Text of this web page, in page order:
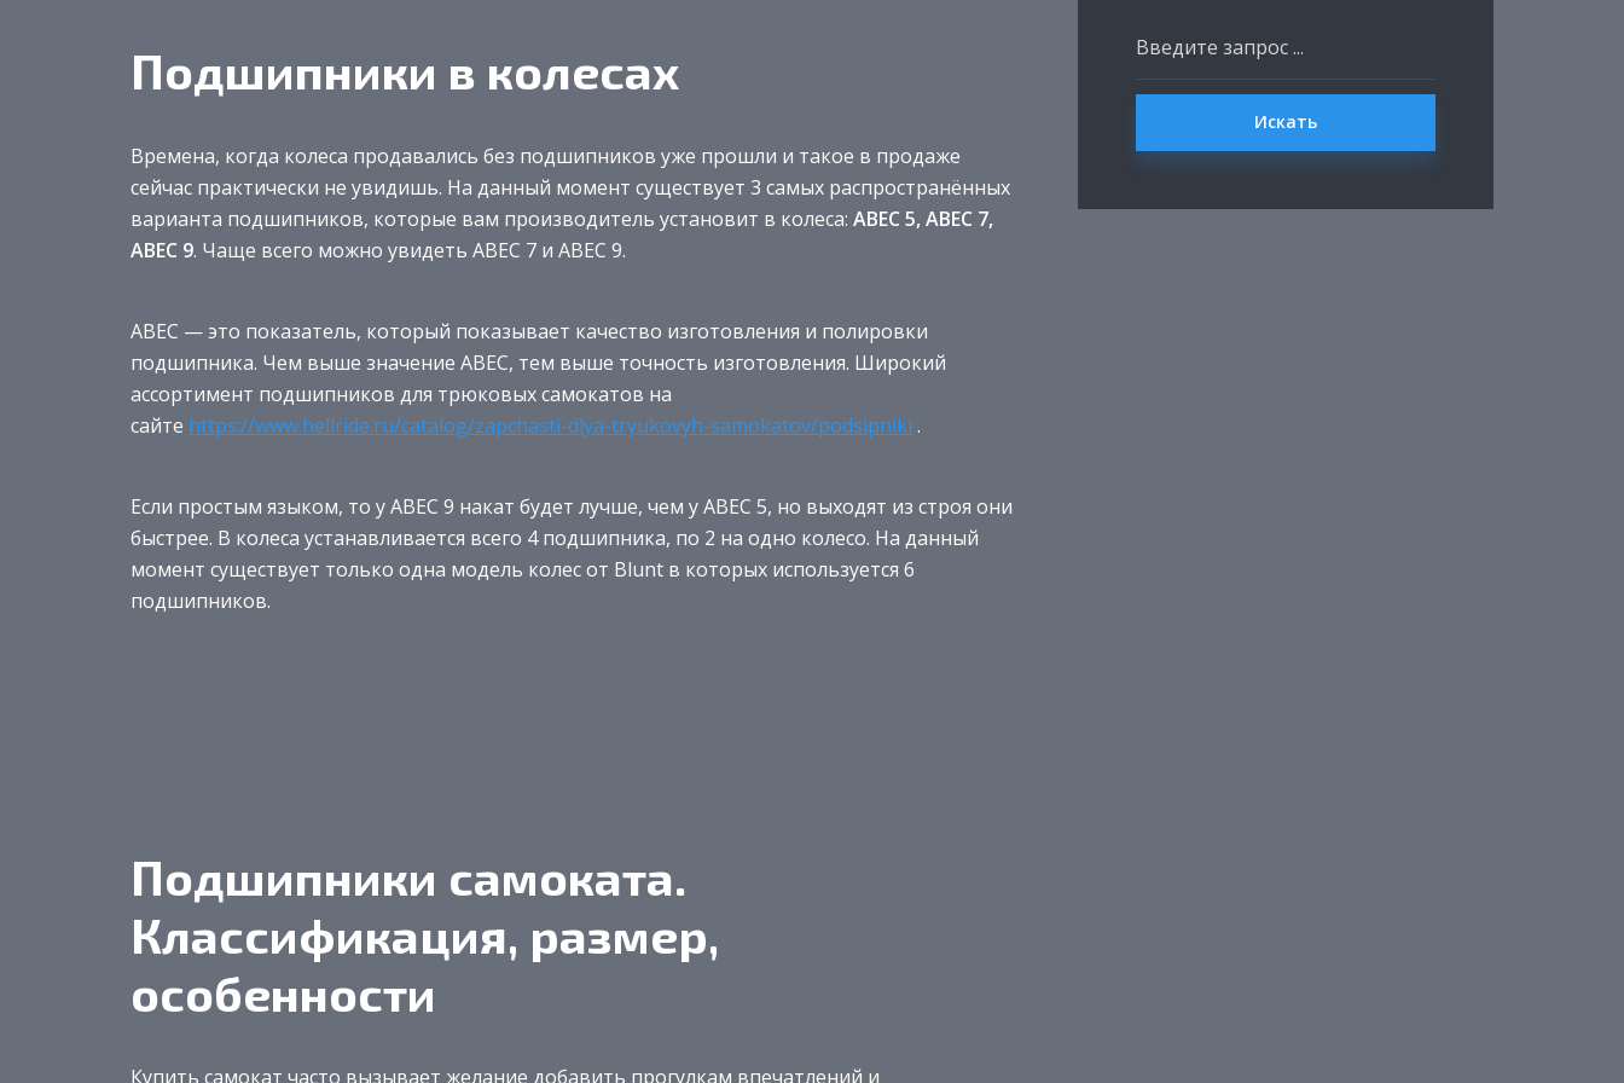
Подшипники в колесах
Времена, когда колеса продавались без подшипников уже прошли и такое в продаже
сейчас практически не увидишь. На данный момент существует 3 самых распространённых
варианта подшипников, которые вам производитель установит в колеса: ABEC 5, ABEC 7,
ABEC 9. Чаще всего можно увидеть ABEC 7 и ABEC 9.
ABEC — это показатель, который показывает качество изготовления и полировки
подшипника. Чем выше значение ABEC, тем выше точность изготовления. Широкий
ассортимент подшипников для трюковых самокатов на
сайте https://www.hellride.ru/catalog/zapchasti-dlya-tryukovyh-samokatov/podsipniki .
Если простым языком, то у ABEC 9 накат будет лучше, чем у ABEC 5, но выходят из строя они
быстрее. В колеса устанавливается всего 4 подшипника, по 2 на одно колесо. На данный
момент существует только одна модель колес от Blunt в которых используется 6
подшипников.
Подшипники самоката.
Классификация, размер,
особенности
Купить самокат часто вызывает желание добавить прогулкам впечатлений и
Искать